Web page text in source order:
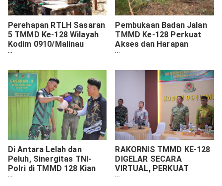
Perehapan RTLH Sasaran
5 TMMD Ke-128 Wilayah
Kodim 0910/Malinau
Capai 10 Persen, Satgas
Pembukaan Badan Jalan
TMMD Ke-128 Perkuat
Akses dan Harapan
Warga Luso
Di Antara Lelah dan
Peluh, Sinergitas TNI-
Polri di TMMD 128 Kian
Kokoh dan Menyatu di
RAKORNIS TMMD KE-128
DIGELAR SECARA
VIRTUAL, PERKUAT
SINERGI TNI DAN PEMDA